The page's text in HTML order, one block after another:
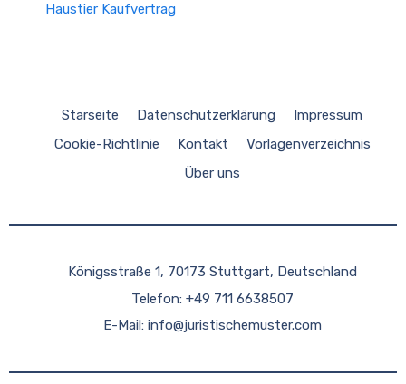
Haustier Kaufvertrag
Starseite Datenschutzerklärung
Impressum
Cookie-Richtlinie
Kontakt
Vorlagenverzeichnis
Über uns
Königsstraße 1, 70173 Stuttgart, Deutschland
Telefon: +49 711 6638507
E-Mail: info@juristischemuster.com